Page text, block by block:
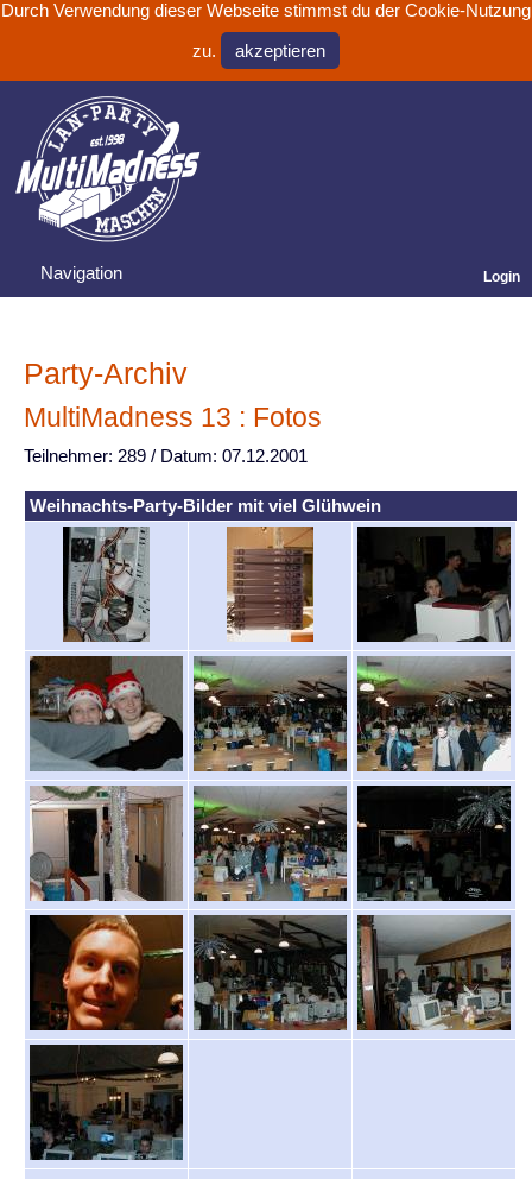
Durch Verwendung dieser Webseite stimmst du der Cookie-Nutzung
zu.
Login
Navigation
Party-Archiv
MultiMadness 13 : Fotos
Teilnehmer: 289 / Datum: 07.12.2001
Weihnachts-Party-Bilder mit viel Glühwein